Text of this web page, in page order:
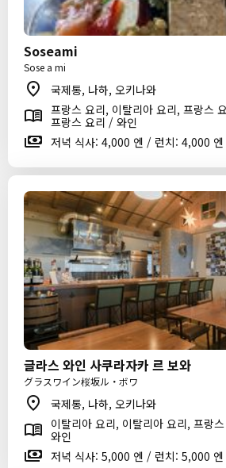
Soseami
Sose a mi
국제통, 나하, 오키나와
프랑스 요리, 이탈리아 요리, 프랑스
프랑스 요리 / 와인
저녁 식사: 4,000 엔 / 런치: 4,000 엔
글라스 와인 사쿠라자카 르 보와
グラスワイン桜坂ル・ボワ
국제통, 나하, 오키나와
이탈리아 요리, 이탈리아 요리, 프랑
와인
저녁 식사: 5,000 엔 / 런치: 5,000 엔